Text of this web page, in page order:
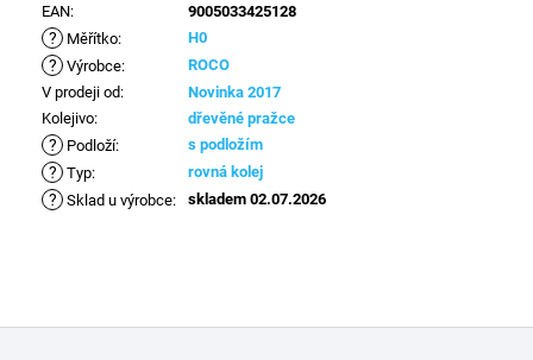
EAN: 9005033425128
? Měřítko: H0
? Výrobce:
ROCO
V prodeji od:
Novinka 2017
Kolejivo: dřevěné pražce
? Podloží: s podložím
? Typ: rovná kolej
? Sklad u výrobce: skladem 02.07.2026